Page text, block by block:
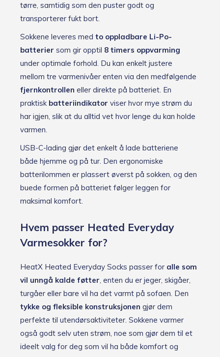
tørre, samtidig som den puster godt og
transporterer fukt bort.
Sokkene leveres med to oppladbare Li-Po-
batterier som gir opptil 8 timers oppvarming
under optimale forhold. Du kan enkelt justere
mellom tre varmenivåer enten via den medfølgende
fjernkontrollen eller direkte på batteriet. En
praktisk batteriindikator viser hvor mye strøm du
har igjen, slik at du alltid vet hvor lenge du kan holde
varmen.
USB-C-lading gjør det enkelt å lade batteriene
både hjemme og på tur. Den ergonomiske
batterilommen er plassert øverst på sokken, og den
buede formen på batteriet følger leggen for
maksimal komfort.
Hvem passer Heated Everyday
Varmesokker for?
HeatX Heated Everyday Socks passer for alle som
vil unngå kalde føtter, enten du er jeger, skigåer,
turgåer eller bare vil ha det varmt på sofaen. Den
tykke og fleksible konstruksjonen gjør dem
perfekte til utendørsaktiviteter. Sokkene varmer
også godt selv uten strøm, noe som gjør dem til et
ideelt valg for deg som vil ha både komfort og